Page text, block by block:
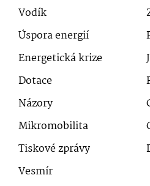
Vodík
Úspora energií
Energetická krize
Dotace
Názory
Mikromobilita
Tiskové zprávy
Vesmír